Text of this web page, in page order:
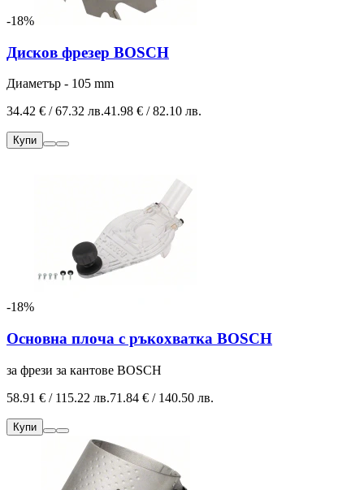
-18%
Дисков фрезер BOSCH
Диаметър - 105 mm
34.42 € / 67.32 лв.41.98 € / 82.10 лв.
Купи
-18%
Основна плоча с ръкохватка BOSCH
за фрези за кантове BOSCH
58.91 € / 115.22 лв.71.84 € / 140.50 лв.
Купи